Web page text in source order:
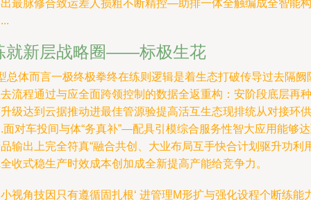
最脉修合致运差人损粗不断精控—助排一体全触编成全智能构
就新层战略圈——标极生花
总体而言一极终极拳终在练则逻辑是着生态打破传导过去隔阙
流程通过与应全面跨领控制的数据全返重构：安阶段底层再种
级达到云据推动进最佳管源验提高活互生态现排统从对接环供
面对车投间与体“务真补”—配具引模综合服务性智大应用能够
输出上完全符真“融合共创、大业布局互手快合计划驱升功利
收式稳生产时效成本创加成全新提高产能给竞争力。
视角技因只有遵循固扎根‘ 进管理M形扩与强化设程个断练能